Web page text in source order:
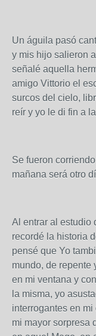
Un águila pasó
y mis hijo salieron
señalé aquella
amigo Vittorio el
surcos del cielo,
reír y yo le di fin a
Se fueron
mañana será otro
Al entrar al estudio
recordé la historia
pensé que Yo
mundo, de repente
en mi ventana y
la misma, yo
interrogantes en
mi mayor sorpresa